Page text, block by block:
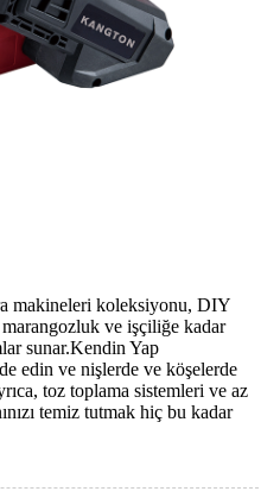
makineleri koleksiyonu, DIY
ve işçiliğe kadar
sunar.Kendin Yap
edin ve nişlerde ve köşelerde
toz toplama sistemleri ve az
temiz tutmak hiç bu kadar